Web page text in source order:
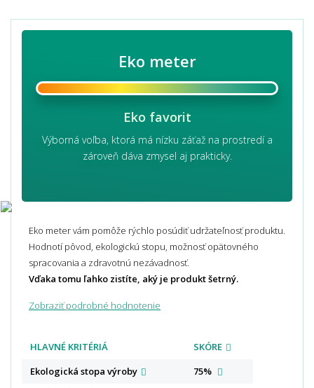
Eko meter
Eko favorit
Výborná voľba, ktorá má nízku záťaž na prostredí a
zároveň dáva zmysel aj prakticky.
Eko meter vám pomôže rýchlo posúdiť udržateľnosť produktu.
Hodnotí pôvod, ekologickú stopu, možnosť opätovného
spracovania a zdravotnú nezávadnosť.
Vďaka tomu ľahko zistíte, aký je produkt šetrný.
Zobraziť podrobné hodnotenie
HLAVNÉ KRITÉRIÁ
SKÓRE
Ekologická stopa výroby
75%